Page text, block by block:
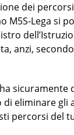
dei
Lega si
anzi,
di eliminare gli
percorsi del